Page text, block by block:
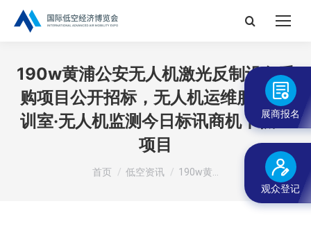
搜
190w黄浦公安无人机激光反制设备采
购项目公开招标，无人机运维服务·实
训室·无人机监测今日标讯商机丨低空
项目
您在这里：
首页 低空资讯 190w黄…
展商报名
观众登记